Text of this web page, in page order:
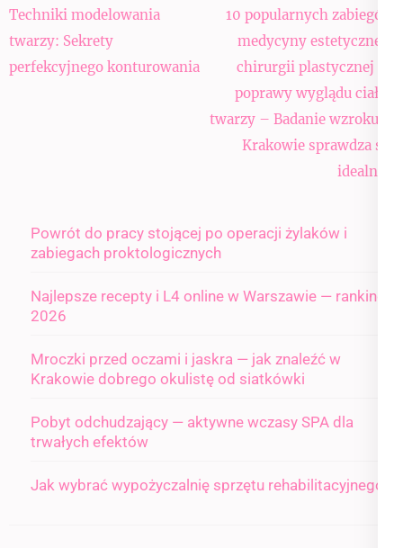
Nawigacja
wpisu
Techniki modelowania
twarzy: Sekrety
perfekcyjnego konturowania
10 popularnych zabiegów
medycyny estetycznej i
chirurgii plastycznej do
poprawy wyglądu ciała i
twarzy – Badanie wzroku w
Krakowie sprawdza się
idealnie!
Powrót do pracy stojącej po operacji żylaków i
zabiegach proktologicznych
Najlepsze recepty i L4 online w Warszawie — ranking
2026
Mroczki przed oczami i jaskra — jak znaleźć w
Krakowie dobrego okulistę od siatkówki
Pobyt odchudzający — aktywne wczasy SPA dla
trwałych efektów
Jak wybrać wypożyczalnię sprzętu rehabilitacyjnego